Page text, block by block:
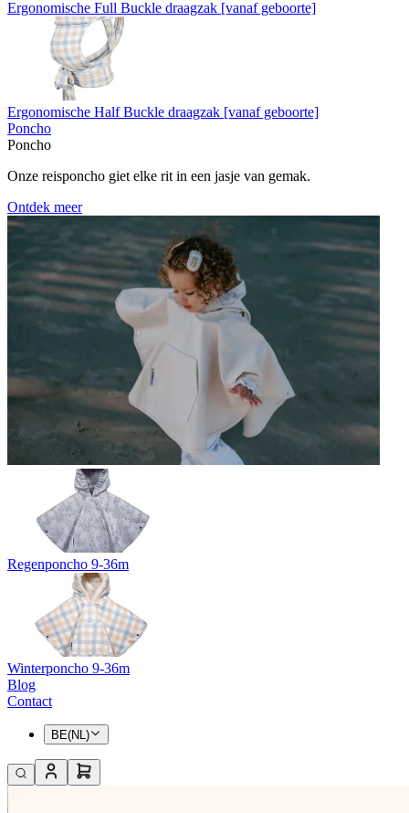
Ergonomische Full Buckle draagzak [vanaf geboorte]
Ergonomische Half Buckle draagzak [vanaf geboorte]
Poncho
Poncho
Onze reisponcho giet elke rit in een jasje van gemak.
Ontdek meer
Regenponcho 9-36m
Winterponcho 9-36m
Blog
Contact
BE(NL)